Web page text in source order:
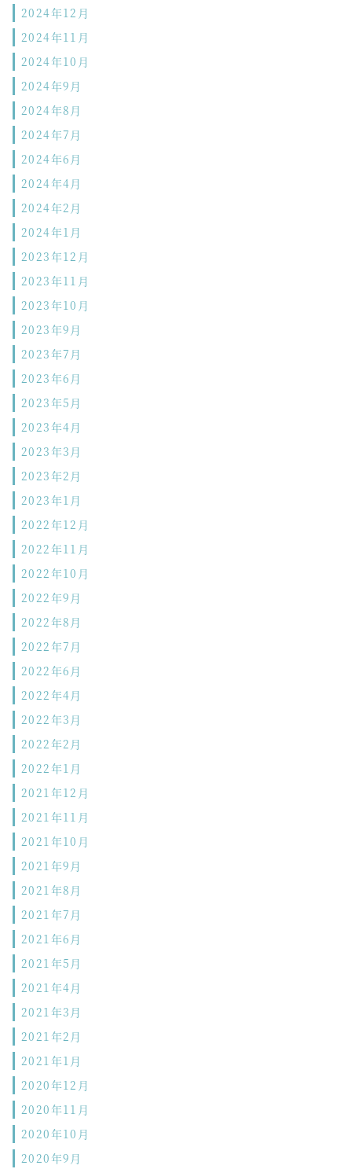
2024年12月
2024年11月
2024年10月
2024年9月
2024年8月
2024年7月
2024年6月
2024年4月
2024年2月
2024年1月
2023年12月
2023年11月
2023年10月
2023年9月
2023年7月
2023年6月
2023年5月
2023年4月
2023年3月
2023年2月
2023年1月
2022年12月
2022年11月
2022年10月
2022年9月
2022年8月
2022年7月
2022年6月
2022年4月
2022年3月
2022年2月
2022年1月
2021年12月
2021年11月
2021年10月
2021年9月
2021年8月
2021年7月
2021年6月
2021年5月
2021年4月
2021年3月
2021年2月
2021年1月
2020年12月
2020年11月
2020年10月
2020年9月